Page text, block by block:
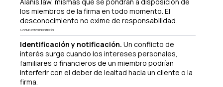
los miembros de la firma en todo momento. El
desconocimiento no exime de responsabilidad.
4. CONFLICTOS DE INTERÉS
Identificación y notificación. Un conflicto de
interés surge cuando los intereses personales,
familiares o financieros de un miembro podrían
interferir con el deber de lealtad hacia un cliente o la
firma.